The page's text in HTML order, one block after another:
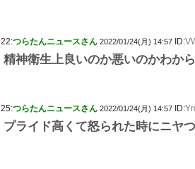
22:つらたんニュースさん 2022/01/24(月) 14:57 ID:
精神衛生上良いのか悪いのかわか
25:つらたんニュースさん 2022/01/24(月) 14:57 ID:
プライド高くて怒られた時にニヤ